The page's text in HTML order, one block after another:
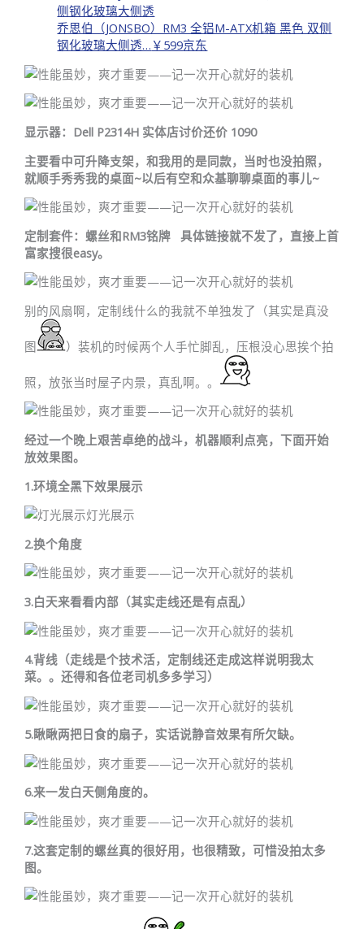
乔思伯（JONSBO）RM3 全铝M-ATX机箱 黑色 双侧
钢化玻璃大侧透… ￥599京东
显示器：Dell P2314H 实体店讨价还价 1090
主要看中可升降支架，和我用的是同款，当时也没拍照，
就顺手秀秀我的桌面~以后有空和众基聊聊桌面的事儿~
定制套件：螺丝和RM3铭牌 具体链接就不发了，直接上首
富家搜很easy。
别的风扇啊，定制线什么的我就不单独发了（其实是真没
图 ）装机的时候两个人手忙脚乱，压根没心思挨个拍
照，放张当时屋子内景，真乱啊。。
经过一个晚上艰苦卓绝的战斗，机器顺利点亮，下面开始
放效果图。
1.环境全黑下效果展示
灯光展示
2.换个角度
3.白天来看看内部（其实走线还是有点乱）
4.背线（走线是个技术活，定制线还走成这样说明我太
菜。。还得和各位老司机多多学习）
5.瞅瞅两把日食的扇子，实话说静音效果有所欠缺。
6.来一发白天侧角度的。
7.这套定制的螺丝真的很好用，也很精致，可惜没拍太多
图。